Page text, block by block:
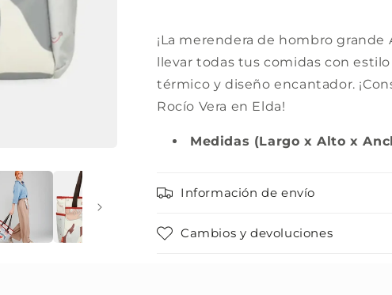
¡La merendera de hombro
llevar todas tus comidas con
térmico y diseño encantador.
Rocío Vera en Elda!
Medidas (Largo x Alto x
Información de envío
Cambios y devoluciones